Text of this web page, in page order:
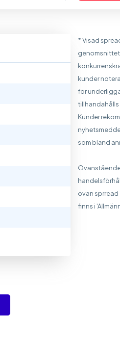
* Visad
kunder
för
tillhandahålls
Kunder
som bland
ovan
finns i